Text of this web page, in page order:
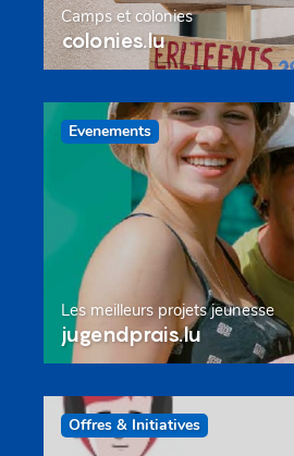
Camps et colonies
colonies.lu
Evenements
Les meilleurs projets jeunesse
jugendprais.lu
Offres & Initiatives